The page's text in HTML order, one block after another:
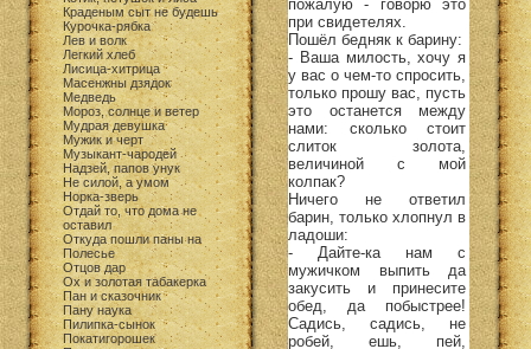
Краденым сыт не будешь
Курочка-рябка
Лев и волк
Легкий хлеб
Лисица-хитрица
Масенжны дзядок
Медведь
Мороз, солнце и ветер
Мудрая девушка
Мужик и черт
Музыкант-чародей
Надзей, папов унук
Не силой, а умом
Норка-зверь
Отдай то, что дома не
оставил
Откуда пошли паны на
Полесье
Отцов дар
Ох и золотая табакерка
Пан и сказочник
Пану наука
Пилипка-сынок
Покатигорошек
пожалую - говорю это
при свидетелях.
Пошёл бедняк к барину:
- Ваша милость, хочу я
у вас о чем-то спросить,
только прошу вас, пусть
это останется между
нами: сколько стоит
слиток золота,
величиной с мой
колпак?
Ничего не ответил
барин, только хлопнул в
ладоши:
- Дайте-ка нам с
мужичком выпить да
закусить и принесите
обед, да побыстрее!
Садись, садись, не
робей, ешь, пей,